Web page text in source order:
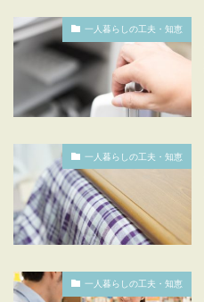
一人暮らしの工夫・知恵
一人暮らしの工夫・知恵
一人暮らしの工夫・知恵